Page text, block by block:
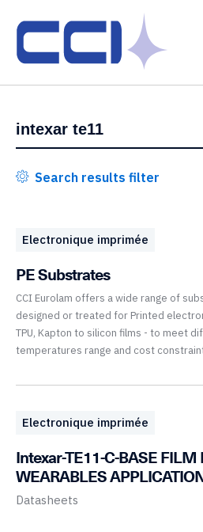
Search results filter
Electronique imprimée
PE Substrates
CCI Eurolam offers a wide range of
designed or treated for Printed
TPU, Kapton to silicon films - to meet
temperatures range and cost
Electronique imprimée
Intexar-TE11-C-BASE FILM
WEARABLES
Datasheets